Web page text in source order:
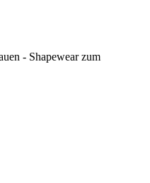
- Shapewear zum